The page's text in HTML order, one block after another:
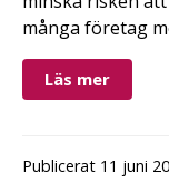
många företag
Läs mer
Publicerat 11 juni